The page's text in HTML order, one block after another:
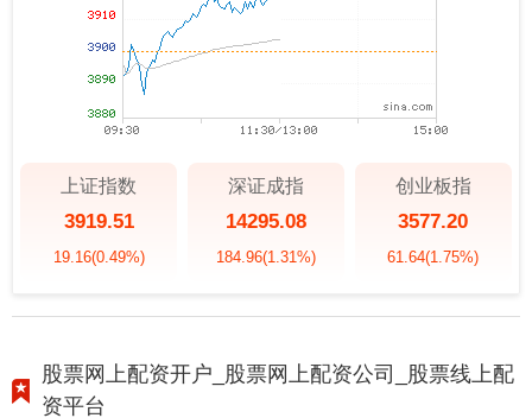
上证指数
3919.51
19.16(0.49%)
深证成指
14295.08
184.96(1.31%)
创业板指
3577.20
61.64(1.75%)
股票网上配资开户_股票网上配资公司_股票线上配
资平台